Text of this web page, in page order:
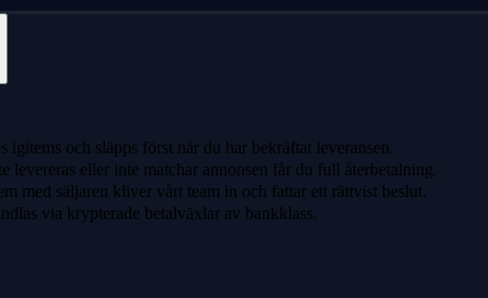
igitems och släpps först när du har bekräftat leveransen.
levereras eller inte matchar annonsen får du full återbetalning.
med säljaren kliver vårt team in och fattar ett rättvist beslut.
via krypterade betalväxlar av bankklass.